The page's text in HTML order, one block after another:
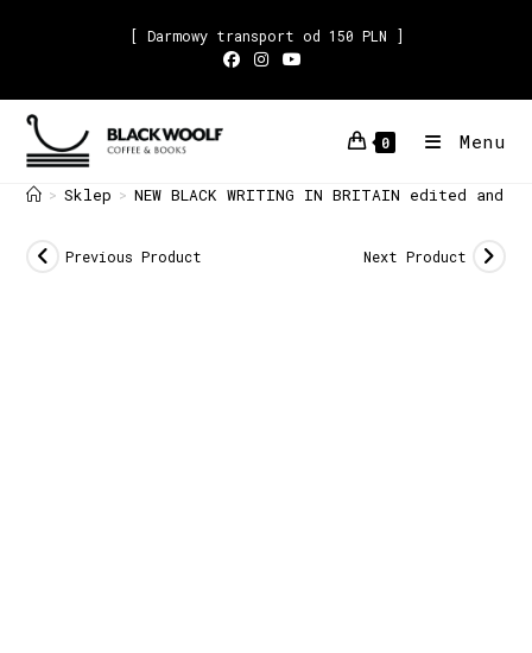
[ Darmowy transport od 150 PLN ]
0 Menu
> Sklep > NEW BLACK WRITING IN BRITAIN edited
Previous Product Next Product